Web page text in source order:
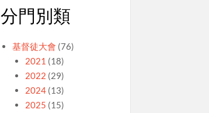
分門別類
基督徒大會 (76)
2021 (18)
2022 (29)
2024 (13)
2025 (15)